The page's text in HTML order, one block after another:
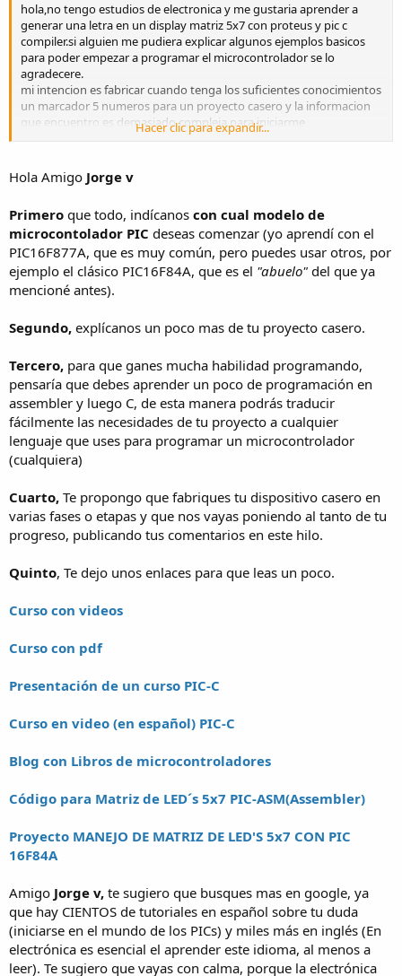
hola,no tengo estudios de electronica y me gustaria aprender a
generar una letra en un display matriz 5x7 con proteus y pic c
compiler.si alguien me pudiera explicar algunos ejemplos basicos
para poder empezar a programar el microcontrolador se lo
agradecere.
mi intencion es fabricar cuando tenga los suficientes conocimientos
un marcador 5 numeros para un proyecto casero y la informacion
que encuentro es demasiado compleja para iniciarme
Hacer clic para expandir...
Hola Amigo Jorge v
Primero que todo, indícanos con cual modelo de
microcontolador PIC deseas comenzar (yo aprendí con el
PIC16F877A, que es muy común, pero puedes usar otros, por
ejemplo el clásico PIC16F84A, que es el "abuelo" del que ya
mencioné antes).
Segundo, explícanos un poco mas de tu proyecto casero.
Tercero, para que ganes mucha habilidad programando,
pensaría que debes aprender un poco de programación en
assembler y luego C, de esta manera podrás traducir
fácilmente las necesidades de tu proyecto a cualquier
lenguaje que uses para programar un microcontrolador
(cualquiera)
Cuarto, Te propongo que fabriques tu dispositivo casero en
varias fases o etapas y que nos vayas poniendo al tanto de tu
progreso, publicando tus comentarios en este hilo.
Quinto, Te dejo unos enlaces para que leas un poco.
Curso con videos
Curso con pdf
Presentación de un curso PIC-C
Curso en video (en español) PIC-C
Blog con Libros de microcontroladores
Código para Matriz de LED´s 5x7 PIC-ASM(Assembler)
Proyecto MANEJO DE MATRIZ DE LED'S 5x7 CON PIC
16F84A
Amigo Jorge v, te sugiero que busques mas en google, ya
que hay CIENTOS de tutoriales en español sobre tu duda
(iniciarse en el mundo de los PICs) y miles más en inglés (En
electrónica es esencial el aprender este idioma, al menos a
leer). Te sugiero que vayas con calma, porque la electrónica